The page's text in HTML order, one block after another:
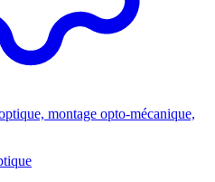
montage opto-mécanique,